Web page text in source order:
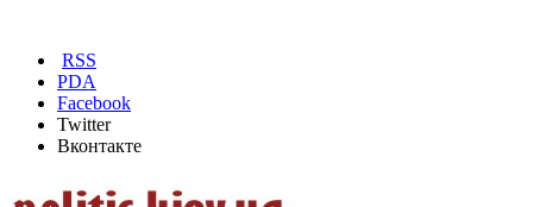
RSS
PDA
Facebook
Twitter
Вконтакте